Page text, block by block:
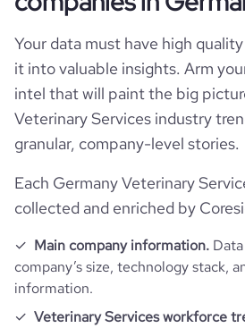
hq_full_address
website
professional_network_url
Website traffic
total_website_visits_monthly
visits_change_monthly
rank_global
rank_country
rank_category
Employee review score & changes
company_employee_reviews_count
Workforce trends
active_job_postings_count
Your data must have high
it into valuable insights. Arm
intel that will paint the big
Veterinary Services industry
granular, company-level stories.
Each Germany Veterinary
collected and enriched by
Main company information.
company’s size, technology stack,
information.
Veterinary Services workforce